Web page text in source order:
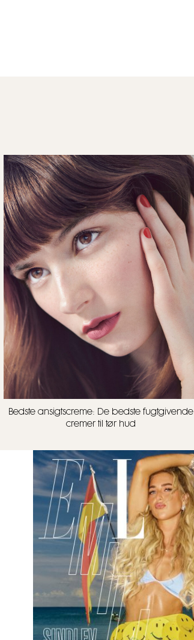
Bedste ansigtscreme: De bedste fugtgivende
cremer til tør hud